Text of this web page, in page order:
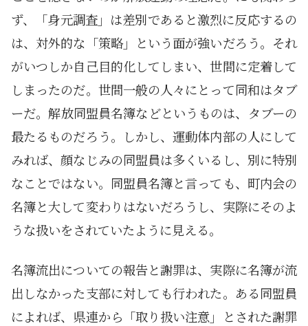
ず、「身元調査」は差別であると激烈に反応するの
は、対外的な「策略」という面が強いだろう。それ
がいつしか自己目的化してしまい、世間に定着して
しまったのだ。世間一般の人々にとって同和はタブ
ーだ。解放同盟員名簿などというものは、タブーの
最たるものだろう。しかし、運動体内部の人にして
みれば、顔なじみの同盟員は多くいるし、別に特別
なことではない。同盟員名簿と言っても、町内会の
名簿と大して変わりはないだろうし、実際にそのよ
うな扱いをされていたように見える。
名簿流出についての報告と謝罪は、実際に名簿が流
出しなかった支部に対しても行われた。ある同盟員
によれば、県連から「取り扱い注意」とされた謝罪